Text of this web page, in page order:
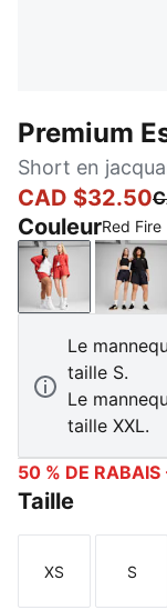
Premium
Short en
CAD $32.50
CouleurRed Fire
Red Fire
Le
taille S.
Le
taille XXL.
50 % DE RABAIS
Taille
Taille
XS
Taille
S